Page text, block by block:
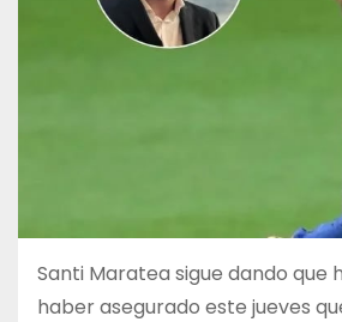
Santi Maratea sigue dando que
haber asegurado este jueves